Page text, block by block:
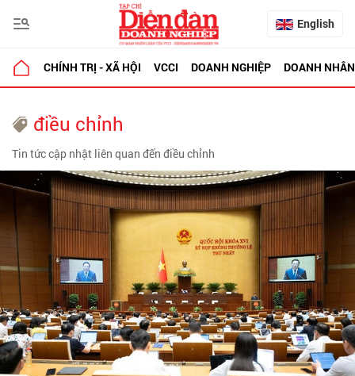
English
CHÍNH TRỊ - XÃ HỘI VCCI DOANH NGHIỆP DOANH NHÂN
điều chỉnh
Tin tức cập nhật liên quan đến điều chỉnh